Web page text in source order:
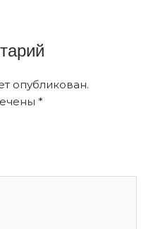
опубликован.
*